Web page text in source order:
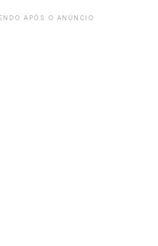
APÓS O ANÚNCIO